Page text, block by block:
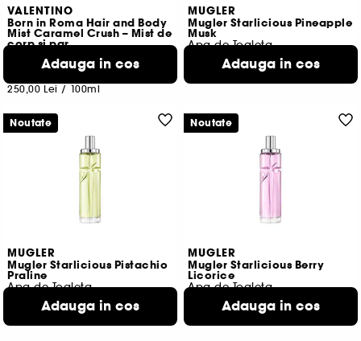
VALENTINO
Born in Roma Hair and Body
Mist Caramel Crush – Mist de
corp si par
250,00 Lei / 100ml
Adauga in cos
MUGLER
Mugler Starlicious Pineapple
Musk
Apa de Toaleta
299,00 Lei
100ml
Adauga in cos
MUGLER
Mugler Starlicious Pistachio
Praline
Apa de Toaleta
299,00 Lei
100ml
Adauga in cos
Noutate
MUGLER
Mugler Starlicious Berry
Licorice
Apa de Toaleta
299,00 Lei
100ml
Adauga in cos
Noutate